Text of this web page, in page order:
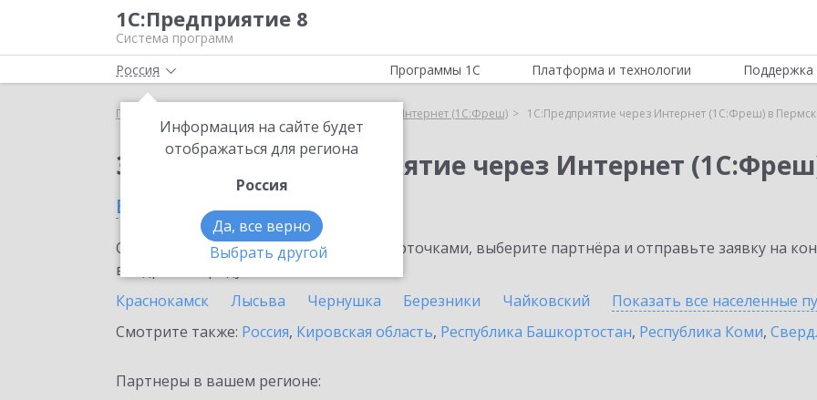
1С:Предприятие 8
Система программ
Россия
Информация на сайте будет
отображаться для региона
Россия
Да, все верно
Выбрать другой
Программы 1С Платформа и технологии Поддержка
Главная 1С:Предприятие через Интернет (1С:Фреш) 1С:Предприятие через Интернет (1С:Фреш) в
Заказать 1С:Предприятие через Интернет
в Пермском крае
Ознакомьтесь с информационными карточками, выберите партнёра и отправьте заявку на
внедрение продукта.
Краснокамск
Лысьва Чернушка Березники Чайковский Показать все населенные
Смотрите также: Россия, Кировская область, Республика Башкортостан, Республика Коми,
Партнеры в вашем регионе: